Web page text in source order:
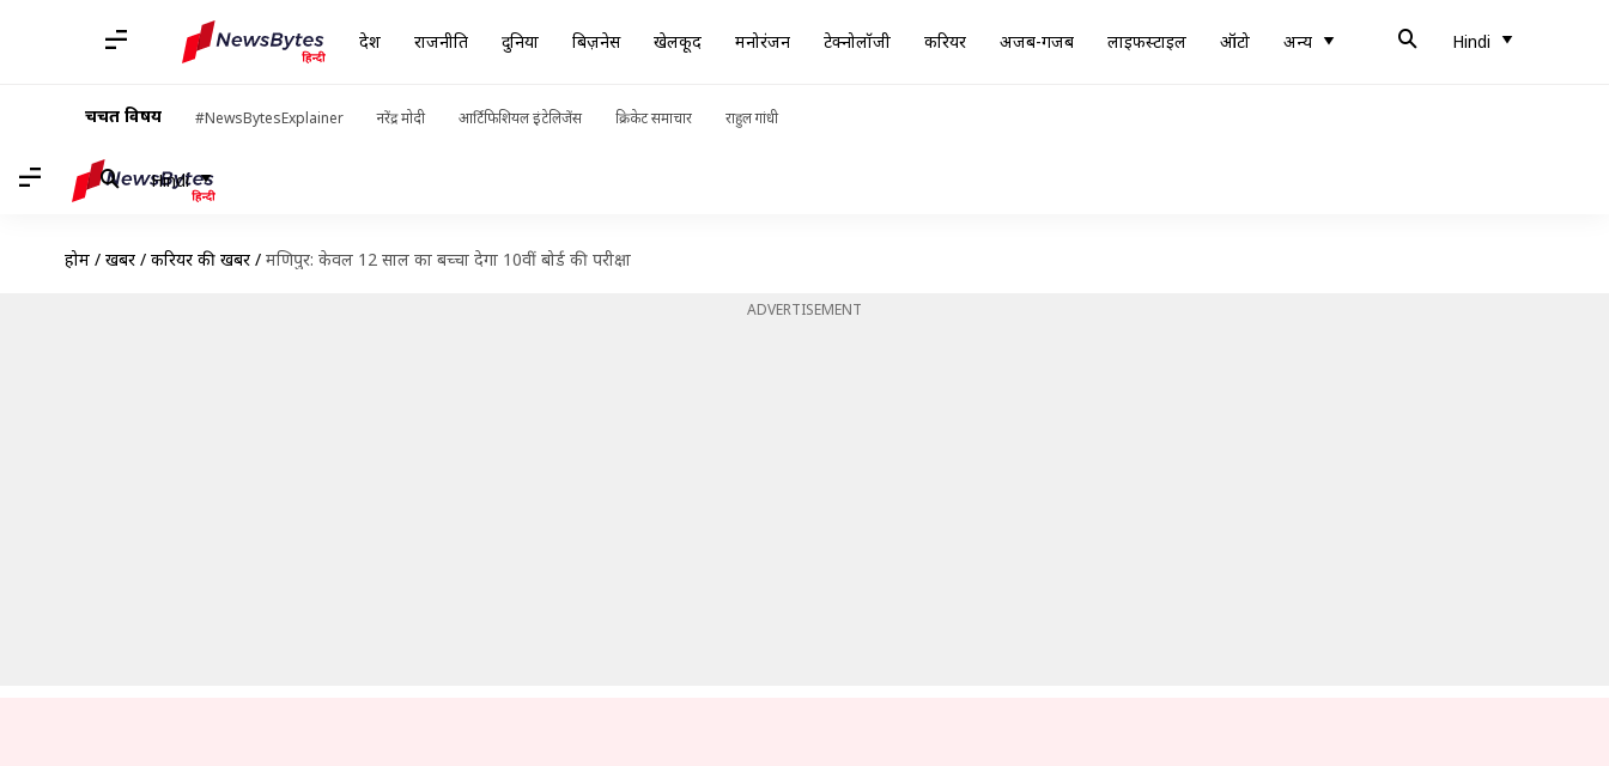
देश राजनीति दुनिया बिज़नेस खेलकूद मनोरंजन टेक्नोलॉजी करियर अजब-गजब लाइफस्टाइल ऑटो अन्य Hindi
चर्चित विषय #NewsBytesExplainer नरेंद्र मोदी आर्टिफिशियल इंटेलिजेंस क्रिकेट समाचार राहुल गांधी
Hindi
होम / खबरें / करियर की खबरें / मणिपुर: केवल 12 साल का बच्चा देगा 10वीं बोर्ड की परीक्षा
ADVERTISEMENT